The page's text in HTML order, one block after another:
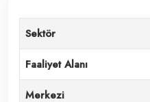
Sektör
Faaliyet Alanı
Merkezi